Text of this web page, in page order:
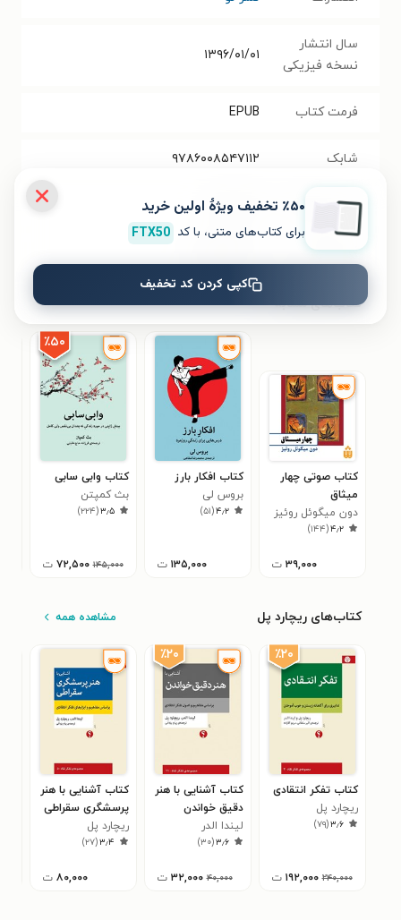
سال انتشار
نسخه فیزیکی
۱۳۹۶/۰۱/۰۱
فرمت کتاب EPUB
شابک ۹۷۸۶۰۰۸۵۴۷۱۱۲
تعداد صفحه‌ها ۱۱۲ صفحه
قیمت کتاب
کتاب‌های مشابه
کتاب صوتی چهار
میثاق
دون میگوئل روئیز
۴٫۲(۱۴۴)
۳۹,۰۰۰ ت
کتاب افکار بارز
بروس لی
۴٫۲(۵۱)
۱۳۵,۰۰۰ ت
٪۵۰
کتاب وابی سابی
بث کمپتن
۳٫۵(۲۲۴)
۱۴۵,۰۰۰ ۷۲,۵۰۰ ت
کتاب‌های ریچارد پل مشاهده همه
٪۲۰
کتاب تفکر انتقادی
ریچارد پل
۳٫۶(۷۹)
۲۴۰,۰۰۰ ۱۹۲,۰۰۰ ت
٪۲۰
کتاب آشنایی با هنر
دقیق خواندن
لیندا الدر
۳٫۶(۳۰)
۴۰,۰۰۰ ۳۲,۰۰۰ ت
کتاب آشنایی با هنر
پرسشگری سقراطی
ریچارد پل
۳٫۴(۲۷)
۸۰,۰۰۰ ت
٪۵۰ تخفیف ویژۀ اولین خرید
برای کتاب‌های متنی، با کد FTX50
کپی کردن کد تخفیف